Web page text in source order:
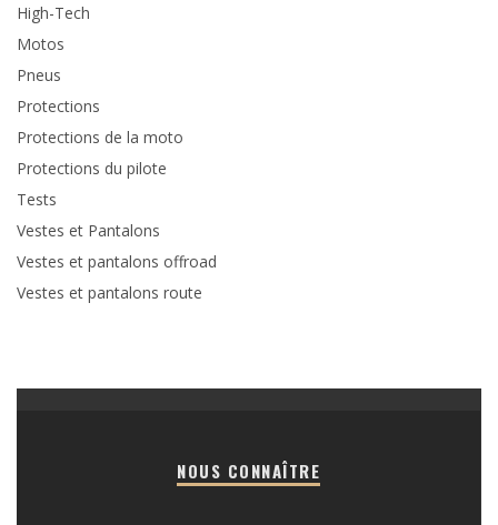
High-Tech
Motos
Pneus
Protections
Protections de la moto
Protections du pilote
Tests
Vestes et Pantalons
Vestes et pantalons offroad
Vestes et pantalons route
NOUS CONNAÎTRE